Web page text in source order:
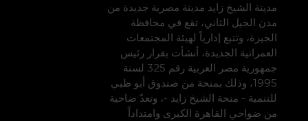
مدينة الشيخ زايد مدينة مصرية جديدة من
مدن الجيل الثاني، تقع في محافظة
الجيزة، وتتبع إدارياً لهيئة المجتمعات
العمرانية الجديدة، أنشأت بقرار رئيس
جمهورية مصر العربية رقم 325 لسنة
1995، وذلك بمنحة من صندوق أبو ظبي
للتنمية - منحة الشيخ زايد -، وتعدّ ضاحية
من ضواحي القاهرة الكبرى وامتداداً